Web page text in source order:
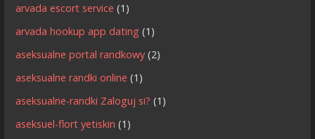
arvada escort service (1)
arvada hookup app dating (1)
aseksualne portal randkowy (2)
aseksualne randki online (1)
aseksualne-randki Zaloguj si? (1)
aseksuel-flort yetiskin (1)